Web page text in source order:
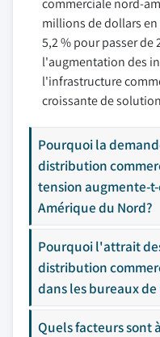
commerciale nord-
millions de dollars
5,2 % pour passer de
l'augmentation des
l'infrastructure
croissante de
Pourquoi la
distribution
tension augmente-
Amérique du Nord?
Pourquoi l'attrait
distribution
dans les bureaux
Quels facteurs sont